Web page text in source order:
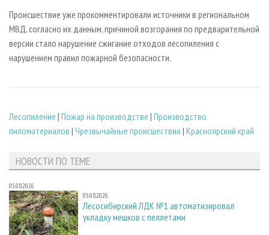
Происшествие уже прокомментировали источники в региональном
МВД, согласно их данным, причиной возгорания по предварительной
версии стало нарушение сжигание отходов лесопиления с
нарушением правил пожарной безопасности.
Лесопиление | Пожар на производстве | Производство
пиломатериалов | Чрезвычайные происшествия | Красноярский край
НОВОСТИ ПО ТЕМЕ
05.08.2026
05.08.2026
Лесосибирский ЛДК №1 автоматизировал
укладку мешков с пеллетами